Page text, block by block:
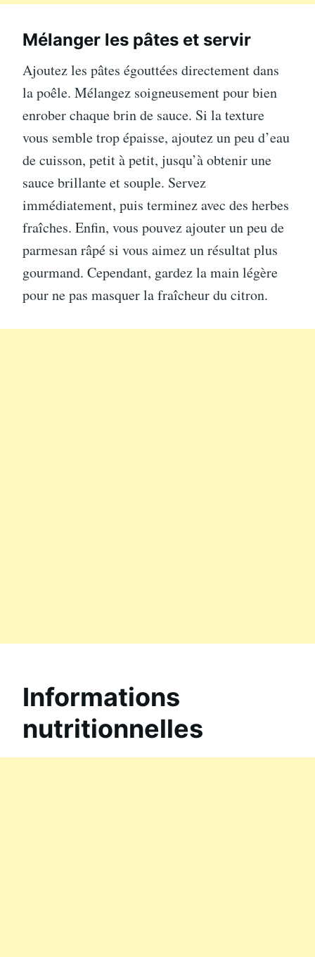
Mélanger les pâtes et servir
Ajoutez les pâtes égouttées directement dans
la poêle. Mélangez soigneusement pour bien
enrober chaque brin de sauce. Si la texture
vous semble trop épaisse, ajoutez un peu d’eau
de cuisson, petit à petit, jusqu’à obtenir une
sauce brillante et souple. Servez
immédiatement, puis terminez avec des herbes
fraîches. Enfin, vous pouvez ajouter un peu de
parmesan râpé si vous aimez un résultat plus
gourmand. Cependant, gardez la main légère
pour ne pas masquer la fraîcheur du citron.
Informations
nutritionnelles